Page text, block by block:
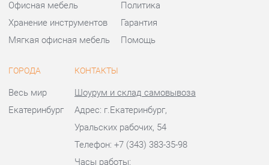
Отправить сообщение
© 2009-2026 Офисная мебель Екатеринбург